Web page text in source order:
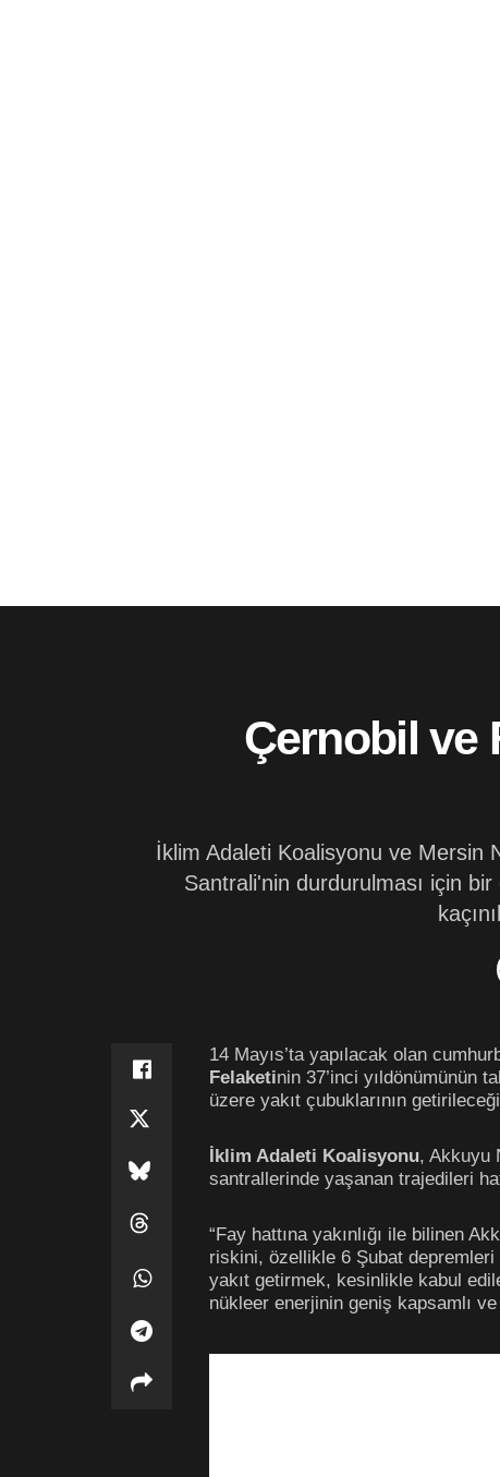
Çernobil ve
İklim Adaleti Koalisyonu ve Mersin
Santrali'nin durdurulması için bir
14 Mayıs’ta yapılacak olan
Felaketinin 37’inci yıldönümünün
üzere yakıt çubuklarının
İklim Adaleti Koalisyonu, Akkuyu
santrallerinde yaşanan trajedileri
“Fay hattına yakınlığı ile bilinen
riskini, özellikle 6 Şubat
yakıt getirmek, kesinlikle kabul
nükleer enerjinin geniş kapsamlı ve